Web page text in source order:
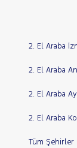
2. El Araba
2. El Araba
2. El Araba
2. El Araba
Tüm Şehirler